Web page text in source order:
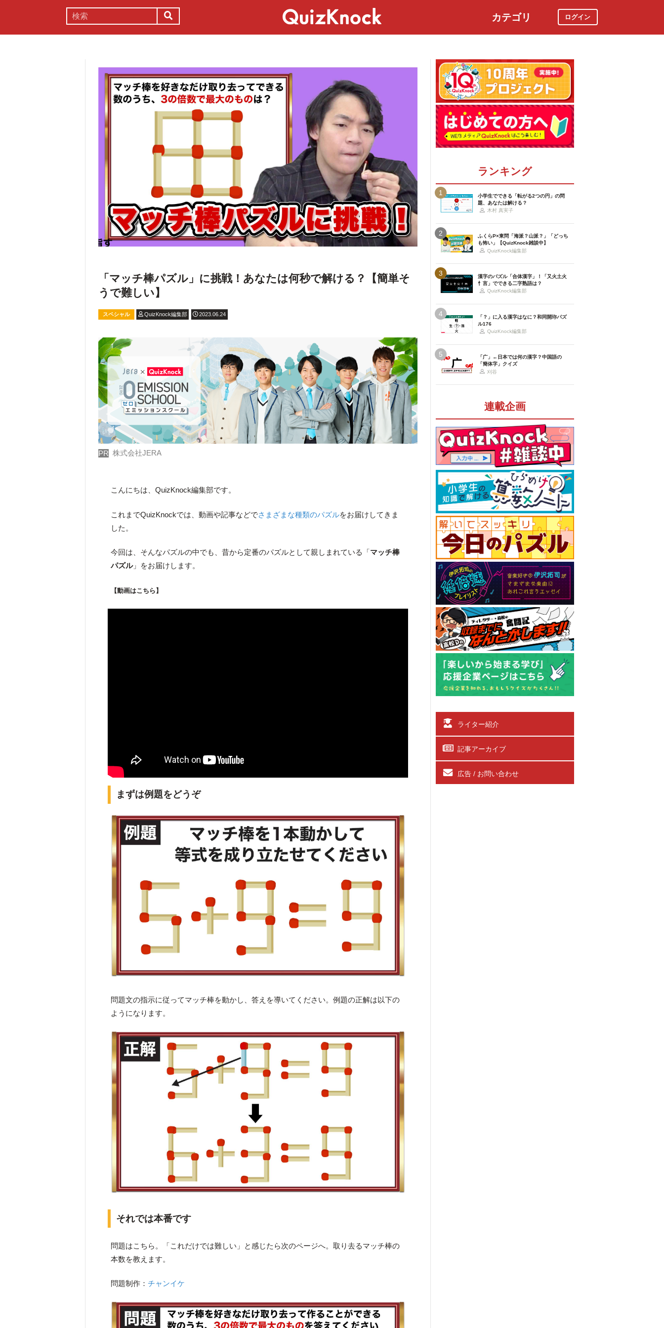
カテゴリ ログイン
「マッチ棒パズル」に挑戦！あなたは何秒で解ける？【簡単そ
うで難しい】
スペシャル QuizKnock編集部 2023.06.24
PR 株式会社JERA
こんにちは、QuizKnock編集部です。
これまでQuizKnockでは、動画や記事などでさまざまな種類のパズルをお届けしてきま
した。
今回は、そんなパズルの中でも、昔から定番のパズルとして親しまれている「マッチ棒
パズル」をお届けします。
【動画はこちら】
まずは例題をどうぞ
問題文の指示に従ってマッチ棒を動かし、答えを導いてください。例題の正解は以下の
ようになります。
それでは本番です
問題はこちら。「これだけでは難しい」と感じたら次のページへ。取り去るマッチ棒の
本数を教えます。
問題制作：チャンイケ
ランキング
1
小学生でできる「転がる2つの円」の問
題、あなたは解ける？
木村 真実子
2
ふくらP×東問「海派？山派？」「どっち
も怖い」【QuizKnock雑談中】
QuizKnock編集部
3
漢字のパズル「合体漢字」！「又火土火
忄言」でできる二字熟語は？
QuizKnock編集部
4
「？」に入る漢字はなに？和同開珎パズ
ル176
QuizKnock編集部
5
「广」←日本では何の漢字？中国語の
「簡体字」クイズ
刈谷
連載企画
ライター紹介
記事アーカイブ
広告 / お問い合わせ